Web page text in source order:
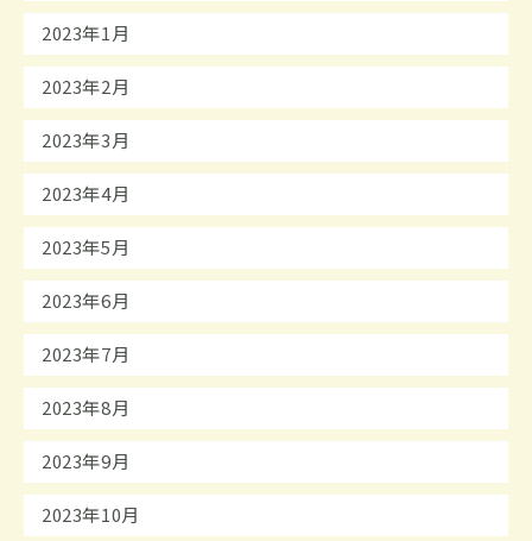
2023年1月
2023年2月
2023年3月
2023年4月
2023年5月
2023年6月
2023年7月
2023年8月
2023年9月
2023年10月